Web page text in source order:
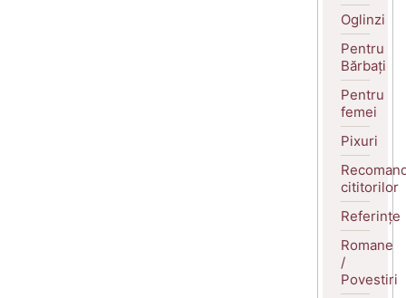
Oglinzi
Pentru
Bărbați
Pentru
femei
Pixuri
cititorilor
Referințe
Romane
/
Povestiri